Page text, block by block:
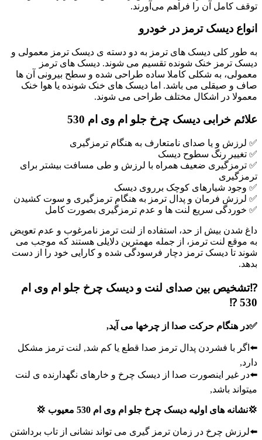
توقف کامل آن را فراهم می‌آورند.
انواع دیسک ترمز در خودرو
به طور کلی دیسک های ترمز به دو دسته ی دیسک ترمز معمولی و
دیسک ترمز خنک شونده تقسیم می شوند. دیسک های ترمز
معمولی، به شکلی کاملا ساده طراحی شده و سطح بیرونی آن ها
صاف و صیقلی می باشد. اما دیسک های خنک شونده یا هوا خنک
معمولا در اشکال مختلف طراحی می شوند.
علائم خرابی دیسک چرخ جلو ام وی ام 530
✅ لرزش و یا صدای نامتعارف به هنگام ترمزگیری
✅ تغییر رنگ سطوح دیسک
✅ ترمزگیری ضعیف همراه با لرزش و طی مسافت بیشتر برای
ترمزگیری
✅ وجود شیارهای کوچک برروی دیسک
✅ لرزش فرمان و پدال ترمز به هنگام ترمزگیری و سوت کشیدن
✅ خوردگی سریع لنت ها و عدم ترمزگیری بصورت کامل
داغ شدن بیش از حد، استفاده از لنت ترمز نامرغوب و عدم تعویض
به موقع لنت ترمز، از جمله مهمترین دلایلی هستند که موجب می
شوند تا دیسک ترمز دچار فرسودگی شده و کارایی خود را از دست
بدهد.
⁉️تشخیص بین صدای لنت و دیسک چرخ جلو ام وی ام
530 ⁉️
✅در هنگام حرکت صدا از چرخها می آید,
⬅️اگر با فشردن پدال ترمز صدا قطع یا کم شد, لنت ترمز مشکل
دارد,
⬅️در غیر اینصورت صدا از دیسک چرخ و خارهای نگهدارنده ی لنت
میتواند باشد,
💢نشانه های اولیه دیسک چرخ جلو ام وی ام 530 معیوب 💢
⬅️لرزش چرخ در زمان ترمز گیری می تواند نشانی از تاب برداشتن